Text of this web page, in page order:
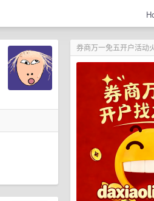
券商万一免五开户活动